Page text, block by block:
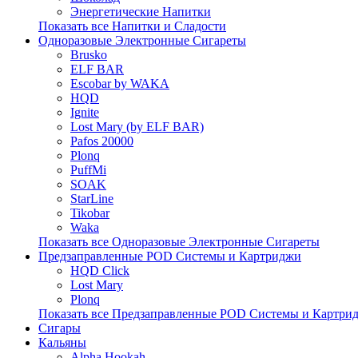
Энергетические Напитки
Показать все Напитки и Сладости
Одноразовые Электронные Сигареты
Brusko
ELF BAR
Escobar by WAKA
HQD
Ignite
Lost Mary (by ELF BAR)
Pafos 20000
Plonq
PuffMi
SOAK
StarLine
Tikobar
Waka
Показать все Одноразовые Электронные Сигареты
Предзаправленные POD Системы и Картриджи
HQD Click
Lost Mary
Plonq
Показать все Предзаправленные POD Системы и
Сигары
Кальяны